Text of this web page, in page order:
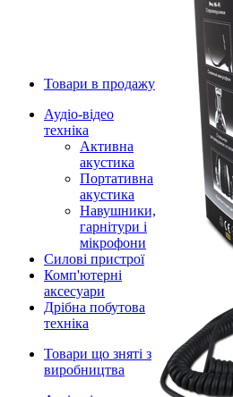
Товари в продажу
Аудіо-відео
техніка
Активна
акустика
Портативна
акустика
Навушники,
гарнітури і
мікрофони
Силові пристрої
Комп'ютерні
аксесуари
Дрібна побутова
техніка
Товари що зняті з
виробництва